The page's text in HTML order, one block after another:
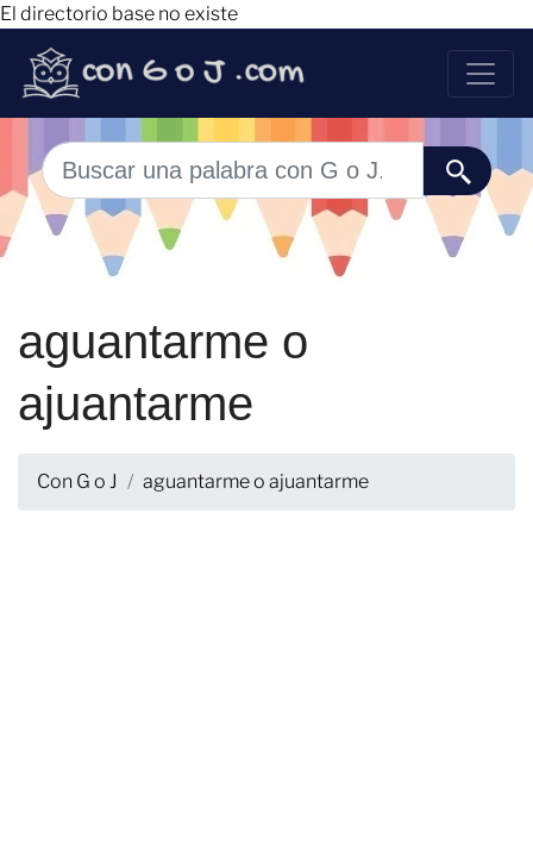
El directorio base no existe
aguantarme o
ajuantarme
Con G o J aguantarme o ajuantarme